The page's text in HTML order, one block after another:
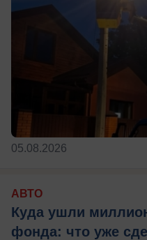
05.08.2026
АВТО
Куда ушли
фонда: что уже